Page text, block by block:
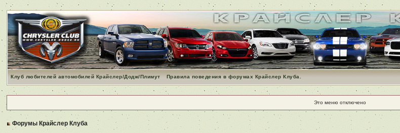
Клуб любителей автомобилей Крайслер/Додж/Плимут Правила поведения в форумах Крайслер Клуба.
Это меню отключено
Форумы Крайслер Клуба